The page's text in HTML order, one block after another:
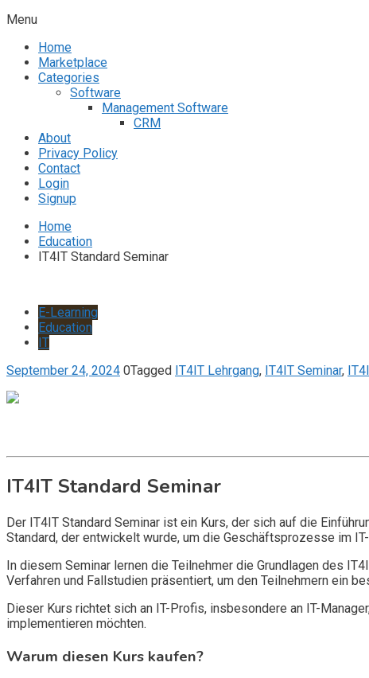
Menu
Home
Marketplace
Categories
Software
Management Software
CRM
About
Privacy Policy
Contact
Login
Signup
Home
Education
IT4IT Standard Seminar
E-Learning
Education
IT
September 24, 2024 0Tagged IT4IT Lehrgang, IT4IT Seminar,
IT4IT Standard Seminar
Der IT4IT Standard Seminar ist ein Kurs, der sich auf die
Standard, der entwickelt wurde, um die Geschäftsprozesse im
In diesem Seminar lernen die Teilnehmer die Grundlagen des
Verfahren und Fallstudien präsentiert, um den Teilnehmern ein
Dieser Kurs richtet sich an IT-Profis, insbesondere an IT-
implementieren möchten.
Warum diesen Kurs kaufen?